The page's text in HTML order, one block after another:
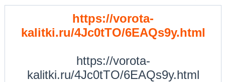
https://vorota-
kalitki.ru/4Jc0tTO/6EAQs9y.html
https://vorota-
kalitki.ru/4Jc0tTO/6EAQs9y.html